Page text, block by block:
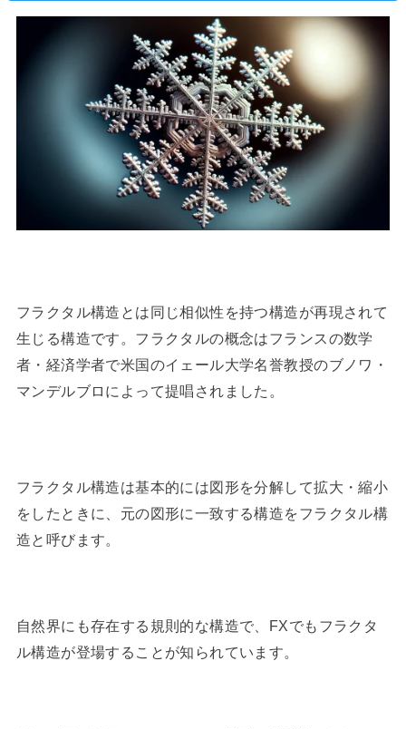
フラクタル構造とは同じ相似性を持つ構造が再現されて
生じる構造です。フラクタルの概念はフランスの数学
者・経済学者で米国のイェール大学名誉教授のブノワ・
マンデルブロによって提唱されました。
フラクタル構造は基本的には図形を分解して拡大・縮小
をしたときに、元の図形に一致する構造をフラクタル構
造と呼びます。
自然界にも存在する規則的な構造で、FXでもフラクタ
ル構造が登場することが知られています。